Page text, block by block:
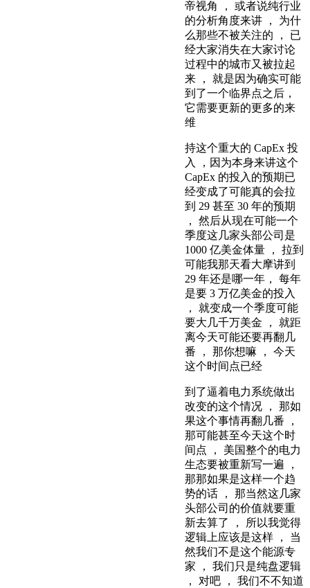
帝视角 ， 或者说纯行业
的分析角度来讲 ， 为什
么那些不被关注的 ， 已
经大家消失在大家讨论
过程中的城市又被拉起
来 ， 就是因为确实可能
到了一个临界点之后，
它需要更新的更多的来
维
持这个重大的 CapEx 投
入 ，因为本身来讲这个
CapEx 的投入的预期已
经变成了可能真的会拉
到 29 甚至 30 年的预期
， 然后从现在可能一个
季度这几家头部公司是
1000 亿美金体量 ， 拉到
可能我那天看大摩讲到
29 年还是哪一年， 每年
是要 3 万亿美金的投入
， 就变成一个季度可能
要大几千万美金 ， 就距
离今天可能还要再翻几
番 ， 那你想嘛 ， 今天
这个时间点已经
到了逼着电力系统做出
改变的这个情况 ， 那如
果这个事情再翻几番 ，
那可能甚至今天这个时
间点 ， 美国整个的电力
生态要被重新写一遍 ，
那那如果是这样一个趋
势的话 ， 那当然这几家
头部公司的价值就要重
新去算了 ， 所以我觉得
逻辑上应该是这样 ， 当
然我们不是这个能源专
家 ， 我们只是纯盘逻辑
， 对吧 ， 我们不不知道